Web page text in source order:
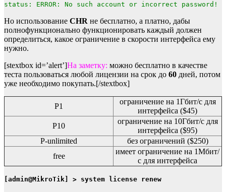
status: ERROR: No such account or incorrect password!
Но использование CHR не бесплатно, а платно, дабы
полнофункционально функционировать каждый должен
определиться, какое ограничение в скорости интерфейса ему
нужно.
[stextbox id=’alert’]На заметку: можно бесплатно в качестве
теста пользоваться любой лицензии на срок до 60 дней, потом
уже необходимо покупать.[/stextbox]
P1
ограничение на 1Гбит/с для
интерфейса ($45)
P10
ограничение на 10Гбит/с для
интерфейса ($95)
P-unlimited
без ограничений ($250)
free
имеет ограничение на 1Мбит/
с для интерфейса
[admin@MikroTik] > system license renew